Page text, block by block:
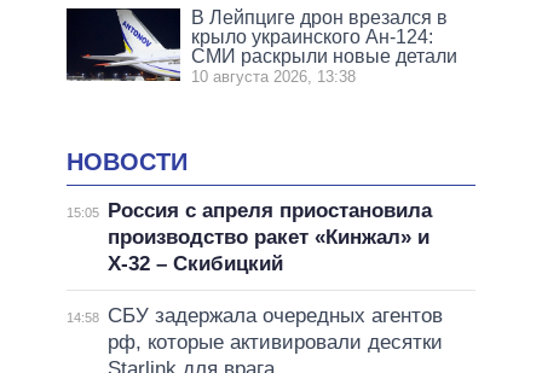
В Лейпциге дрон врезался в
крыло украинского Ан-124:
СМИ раскрыли новые детали
10 августа 2026, 13:38
НОВОСТИ
15:05
Россия с апреля приостановила
производство ракет «Кинжал» и
Х-32 – Скибицкий
14:58
СБУ задержала очередных агентов
рф, которые активировали десятки